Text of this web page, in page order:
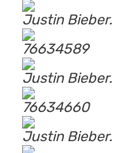
Justin Bieber.
76634589
Justin Bieber.
76634660
Justin Bieber.